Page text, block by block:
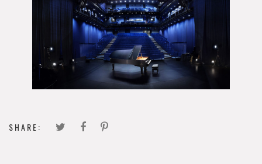
SHARE: